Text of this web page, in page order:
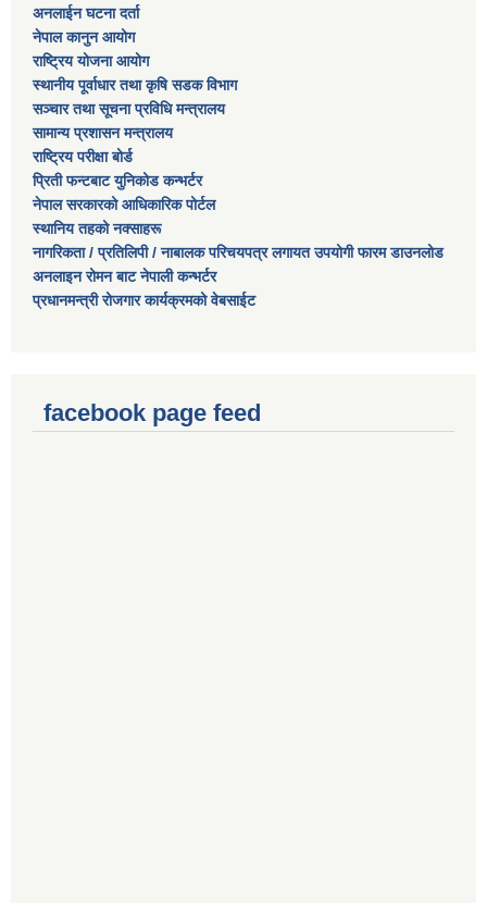
अनलाईन घटना दर्ता
नेपाल कानुन आयोग
राष्ट्रिय योजना आयोग
स्थानीय पूर्वाधार तथा कृषि सडक विभाग
सञ्‍चार तथा सूचना प्रविधि मन्त्रालय
सामान्य प्रशासन मन्त्रालय
राष्ट्रिय परीक्षा बोर्ड
प्रिती फन्टबाट युनिकोड कन्भर्टर
नेपाल सरकारको आधिकारिक पोर्टल
स्थानिय तहको नक्साहरू
नागरिकता / प्रतिलिपी / नाबालक परिचयपत्र लगायत उपयोगी फारम डाउनलोड
अनलाइन रोमन बाट नेपाली कन्भर्टर
प्रधानमन्त्री रोजगार कार्यक्रमको वेबसाईट
facebook page feed